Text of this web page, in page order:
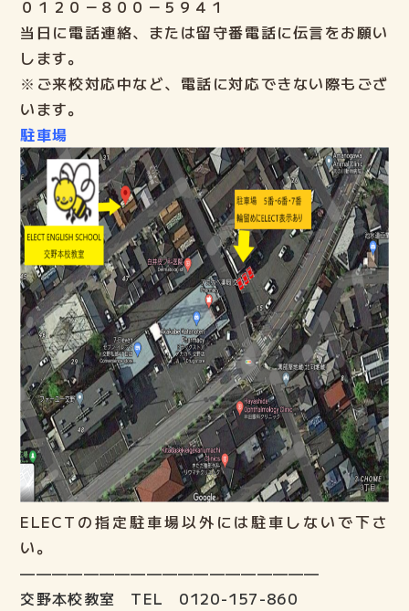
０１２０－８００－５９４１
当日に電話連絡、または留守番電話に伝言をお願い
します。
※ご来校対応中など、電話に対応できない際もござ
います。
駐車場
ELECTの指定駐車場以外には駐車しないで下さ
い。
———————————————————
交野本校教室 TEL 0120-157-860